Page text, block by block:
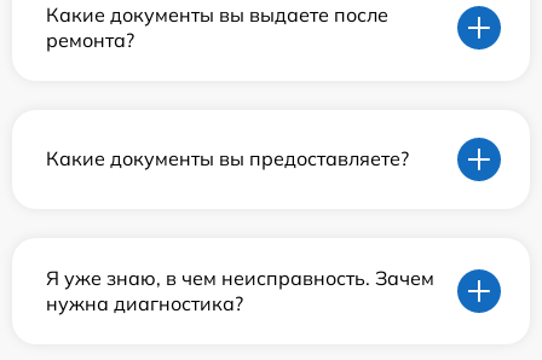
Какие документы вы выдаете после
ремонта?
Какие документы вы предоставляете?
Я уже знаю, в чем неисправность. Зачем
нужна диагностика?